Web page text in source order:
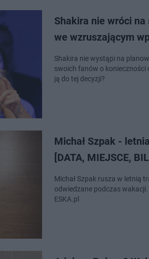
Shakira nie wróci na
we wzruszającym
Shakira nie wystąpi na
swoich fanów o konieczności
ją do tej decyzji?
Michał Szpak -
[DATA, MIEJSCE,
Michał Szpak rusza w letnią
odwiedzane podczas
ESKA.pl